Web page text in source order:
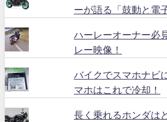
ーが語る「鼓動と電
ハーレーオーナー必
レー映像！
バイクでスマホナビ
マホはこれで冷却！
長く乗れるホンダは